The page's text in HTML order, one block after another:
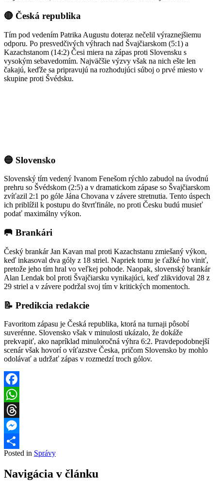
🔴 Česká republika
Tím pod vedením Patrika Augustu doteraz nečelil výraznejšiemu
odporu. Po presvedčivých výhrach nad Švajčiarskom (5:1) a
Kazachstanom (14:2) Česi miera na zápas proti Slovensku s
vysokým sebavedomím. Najväčšie výzvy však na nich ešte len
čakajú, keďže sa pripravujú na rozhodujúci súboj o prvé miesto v
skupine proti Švédsku.
🔵 Slovensko
Slovenský tím vedený Ivanom Fenešom rýchlo zabudol na úvodnú
prehru so Švédskom (2:5) a v dramatickom zápase so Švajčiarskom
zvíťazil 2:1 po góle Jána Chovana v závere stretnutia. Tento úspech
ich priblížil k postupu do štvrťfinále, no proti Česku budú musieť
podať maximálny výkon.
🥅 Brankári
Český brankár Jan Kavan mal proti Kazachstanu zmiešaný výkon,
keď inkasoval dva góly z 18 striel. Napriek tomu je ťažké ho viniť,
pretože jeho tím hral vo veľkej pohode. Naopak, slovenský brankár
Alan Lendak bol proti Švajčiarsku vynikajúci, keď zlikvidoval 28 z
29 striel a v závere podržal svoj tím v kritických momentoch.
📝 Predikcia redakcie
Favoritom zápasu je Česká republika, ktorá na turnaji pôsobí
suverénne. Slovensko však v minulosti ukázalo, že dokáže
prekvapiť, ako napríklad minuloročná výhra 6:2. Pravdepodobnejší
scenár však hovorí o víťazstve Česka, pričom Slovensko by mohlo
odolávať a udržať zápas v rozmedzí troch gólov.
Facebook
WhatsApp
Threads
Messenger
Share
Posted in Správy
Navigácia v článku